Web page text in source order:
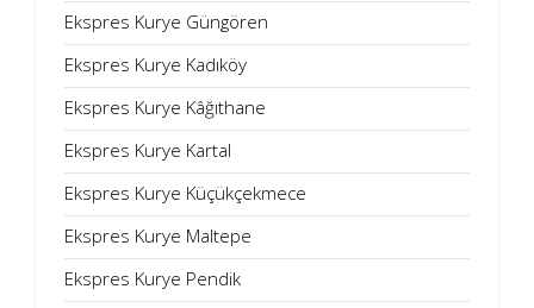
Ekspres Kurye Güngören
Ekspres Kurye Kadıköy
Ekspres Kurye Kâğıthane
Ekspres Kurye Kartal
Ekspres Kurye Küçükçekmece
Ekspres Kurye Maltepe
Ekspres Kurye Pendik